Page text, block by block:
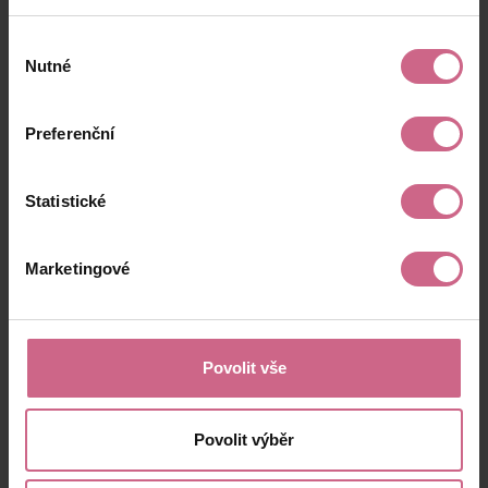
souhlasu
Nutné
Preferenční
Statistické
Marketingové
Povolit vše
Povolit výběr